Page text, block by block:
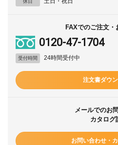
FAXでのご注文・
0120-47-1704
受付時間 24時間受付中
注文書ダウ
メールでのお
カタログ
お問い合わせ・